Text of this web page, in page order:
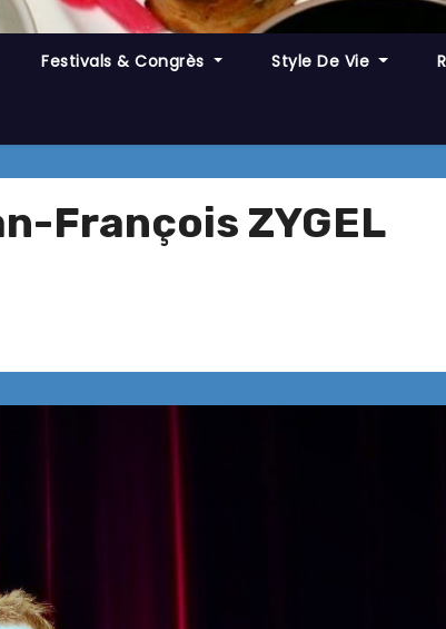
Festivals & Congrès Style De Vie
François ZYGEL